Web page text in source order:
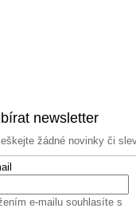
newsletter
žádné novinky či
e-mailu souhlasíte s